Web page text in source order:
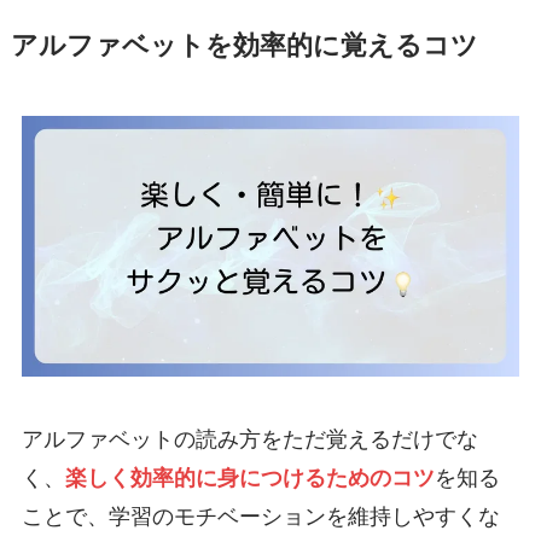
アルファベットを効率的に覚えるコツ
アルファベットの読み方をただ覚えるだけでな
く、 楽しく効率的に身につけるためのコツを知る
ことで、学習のモチベーションを維持しやすくな